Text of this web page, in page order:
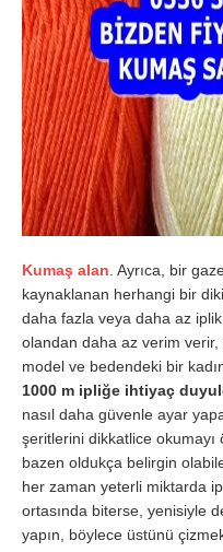
Kumaş alan. Ayrıca, bir
kaynaklanan herhangi bir
daha fazla veya daha az
olandan daha az verim verir,
model ve bedendeki bir
1000 m ipliğe ihtiyaç
nasıl daha güvenle ayar
şeritlerini dikkatlice
bazen oldukça belirgin
her zaman yeterli miktarda
ortasında biterse, yenisiyle
yapın, böylece üstünü